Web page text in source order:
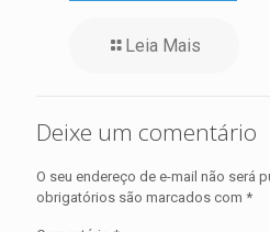
Leia Mais
Deixe um comentário
O seu endereço de e-mail não será
obrigatórios são marcados com *